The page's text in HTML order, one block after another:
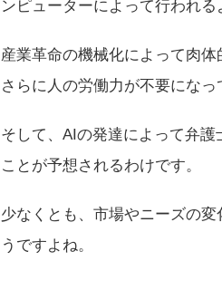
ンピューターによって行われる
産業革命の機械化によって肉
さらに人の労働力が不要になっ
そして、AIの発達によって弁
ことが予想されるわけです。
少なくとも、市場やニーズの
うですよね。